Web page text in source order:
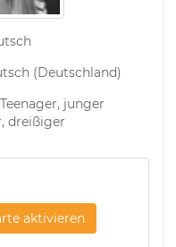
(Deutschland)
junger
dreißiger
aktivieren